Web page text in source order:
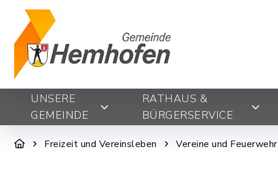
UNSERE
GEMEINDE
RATHAUS &
BÜRGERSERVICE
Freizeit und Vereinsleben Vereine und Feuerwehr